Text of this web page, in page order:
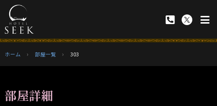
ホーム 部屋一覧 303
部屋詳細